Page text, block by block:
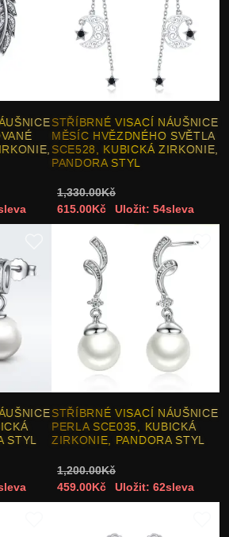
STŘÍBRNÉ VISACÍ NÁUŠNICE
MĚSÍC HVĚZDNÉHO SVĚTLA
SCE528, KUBICKÁ ZIRKONIE,
PANDORA STYL
1,330.00Kč
615.00Kč
Uložit: 54sleva
STYL
STŘÍBRNÉ VISACÍ NÁUŠNICE
PERLA SCE035, KUBICKÁ
ZIRKONIE, PANDORA STYL
1,200.00Kč
459.00Kč
Uložit: 62sleva